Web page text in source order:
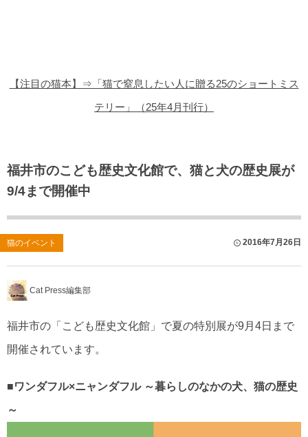
【注目の猫本】⇒「猫で窒息したい人に贈る25のショートミス
テリー」（25年4月刊行）
福井市のこども歴史文化館で、猫と犬の歴史展が
9/4まで開催中
猫のイベント 2016年7月26日
Cat Press編集部
福井市の「こども歴史文化館」で夏の特別展が9月4日まで
開催されています。
■ワンダフル×ニャンダフル ～暮らしのなかの犬、猫の歴史
～
猫のゲーム・アプリ
猫のフリー写真素材